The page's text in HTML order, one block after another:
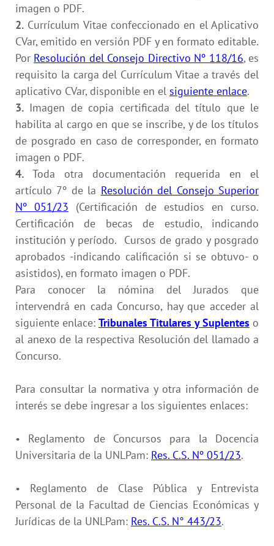
imagen o PDF.
2. Currículum Vitae confeccionado en el Aplicativo
CVar, emitido en versión PDF y en formato editable.
Por Resolución del Consejo Directivo Nº 118/16, es
requisito la carga del Currículum Vitae a través del
aplicativo CVar, disponible en el siguiente enlace.
3. Imagen de copia certificada del título que le
habilita al cargo en que se inscribe, y de los títulos
de posgrado en caso de corresponder, en formato
imagen o PDF.
4. Toda otra documentación requerida en el
artículo 7º de la Resolución del Consejo Superior
Nº 051/23 (Certificación de estudios en curso.
Certificación de becas de estudio, indicando
institución y período. Cursos de grado y posgrado
aprobados -indicando calificación si se obtuvo- o
asistidos), en formato imagen o PDF.
Para conocer la nómina del Jurados que
intervendrá en cada Concurso, hay que acceder al
siguiente enlace: Tribunales Titulares y Suplentes o
al anexo de la respectiva Resolución del llamado a
Concurso.
Para consultar la normativa y otra información de
interés se debe ingresar a los siguientes enlaces:
• Reglamento de Concursos para la Docencia
Universitaria de la UNLPam: Res. C.S. Nº 051/23.
• Reglamento de Clase Pública y Entrevista
Personal de la Facultad de Ciencias Económicas y
Jurídicas de la UNLPam: Res. C.S. N° 443/23.